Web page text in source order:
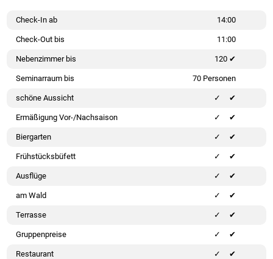
Check-In ab 14:00
Check-Out bis 11:00
Nebenzimmer bis 120 ✔
Seminarraum bis 70 Personen
schöne Aussicht ✔
Ermäßigung Vor-/Nachsaison ✔
Biergarten ✔
Frühstücksbüfett ✔
Ausflüge ✔
am Wald ✔
Terrasse ✔
Gruppenpreise ✔
Restaurant ✔